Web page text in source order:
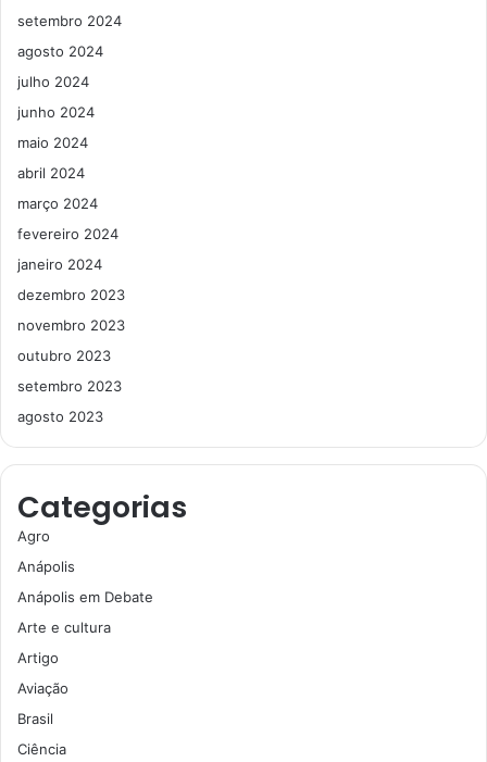
setembro 2024
agosto 2024
julho 2024
junho 2024
maio 2024
abril 2024
março 2024
fevereiro 2024
janeiro 2024
dezembro 2023
novembro 2023
outubro 2023
setembro 2023
agosto 2023
Categorias
Agro
Anápolis
Anápolis em Debate
Arte e cultura
Artigo
Aviação
Brasil
Ciência